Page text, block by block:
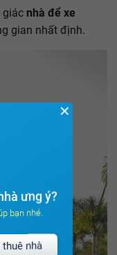
giác nhà để xe
gian nhất định.
✕
ưng ý?
bạn nhé.
nhà